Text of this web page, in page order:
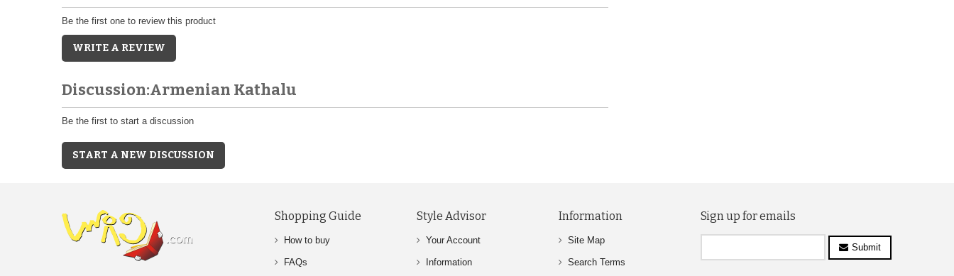
Be the first one to review this product
WRITE A REVIEW
Discussion:Armenian Kathalu
Be the first to start a discussion
START A NEW DISCUSSION
Shopping Guide
How to buy
FAQs
Style Advisor
Your Account
Information
Information
Site Map
Search Terms
Sign up for emails
Submit